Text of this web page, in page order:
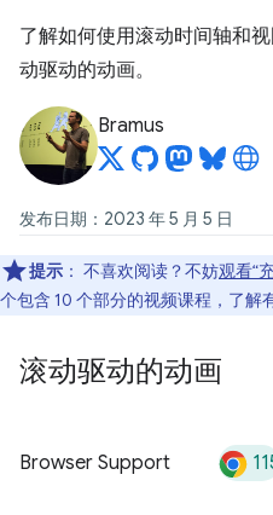
了解如何使用滚动时间轴和
动驱动的动画。
Bramus
发布日期：2023 年 5 月 5 日
提示 ： 不喜欢阅读？不妨观看“
个包含 10 个部分的视频课程，了解
滚动驱动的动画
Browser Support